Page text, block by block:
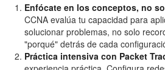
Enfócate en los conceptos, no
CCNA evalúa tu capacidad para
solucionar problemas, no solo
"porqué" detrás de cada
Práctica intensiva con Packet